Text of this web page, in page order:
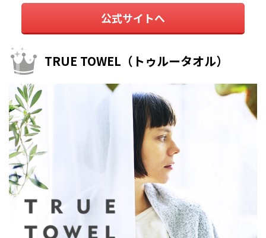
公式サイトへ
TRUE TOWEL（トゥルータオル）